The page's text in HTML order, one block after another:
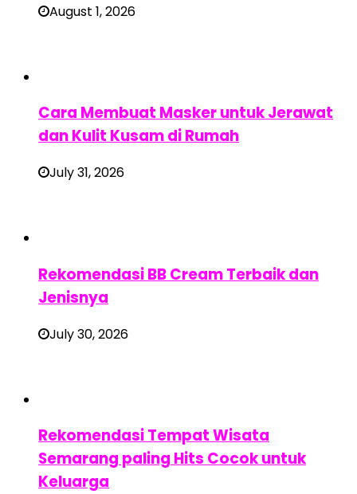
August 1, 2026
Cara Membuat Masker untuk Jerawat
dan Kulit Kusam di Rumah
July 31, 2026
Rekomendasi BB Cream Terbaik dan
Jenisnya
July 30, 2026
Rekomendasi Tempat Wisata
Semarang paling Hits Cocok untuk
Keluarga